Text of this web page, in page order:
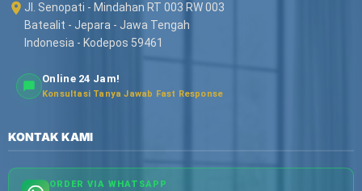
Jl. Senopati - Mindahan RT 003 RW 003
Batealit - Jepara - Jawa Tengah
Indonesia - Kodepos 59461
Online 24 Jam!
Konsultasi Tanya Jawab Fast Response
KONTAK KAMI
ORDER VIA WHATSAPP